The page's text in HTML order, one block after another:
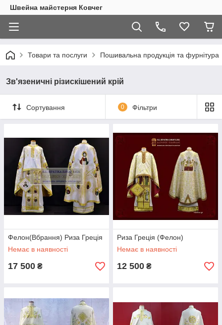
Швейна майстерня Ковчег
Товари та послуги Пошивальна продукція та фурнітура
Зв'язеничні різискішений крій
Сортування 0 Фільтри
Фелон(Вбрання) Риза Греція
Немає в наявності
17 500 ₴
Риза Греція (Фелон)
Немає в наявності
12 500 ₴